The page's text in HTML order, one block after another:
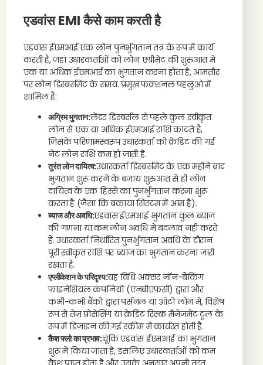
एडवांस EMI कैसे काम करती है
एडवांस ईएमआई एक लोन पुनर्भुगतान तंत्र के रूप में कार्य
करती है, जहां उधारकर्ताओं को लोन एग्रीमेंट की शुरुआत में
एक या अधिक ईएमआई का भुगतान करना होता है, आमतौर
पर लोन डिस्बर्समेंट के समय. प्रमुख फंक्शनल पहलुओं में
शामिल हैं:
अग्रिम भुगतान:लेंडर डिस्बर्सल से पहले कुल स्वीकृत
लोन से एक या अधिक ईएमआई राशि काटते हैं,
जिसके परिणामस्वरूप उधारकर्ता को क्रेडिट की गई
नेट लोन राशि कम हो जाती है.
तुरंत लोन दायित्व:उधारकर्ता डिस्बर्समेंट के एक महीने बाद
भुगतान शुरू करने के बजाय शुरुआत से ही लोन
दायित्व के एक हिस्से का पुनर्भुगतान करना शुरू
करता है (जैसा कि बकाया सिस्टम में आम है).
ब्याज और अवधि:एडवांस ईएमआई भुगतान कुल ब्याज
की गणना या कम लोन अवधि में बदलाव नहीं करते
हैं. उधारकर्ता निर्धारित पुनर्भुगतान अवधि के दौरान
पूरी स्वीकृत राशि पर ब्याज का भुगतान करना जारी
रखता है.
एप्लीकेशन के परिदृश्य:यह विधि अक्सर नॉन-बैंकिंग
फाइनेंशियल कंपनियों (एनबीएफसी) द्वारा और
कभी-कभी बैंकों द्वारा पर्सनल या ऑटो लोन में, विशेष
रूप से तेज़ प्रोसेसिंग या क्रेडिट रिस्क मैनेजमेंट टूल के
रूप में डिज़ाइन की गई स्कीम में कार्यरत होती है.
कैश फ्लो का प्रभाव:चूंकि एडवांस ईएमआई का भुगतान
शुरू में किया जाता है, इसलिए उधारकर्ताओं को कम